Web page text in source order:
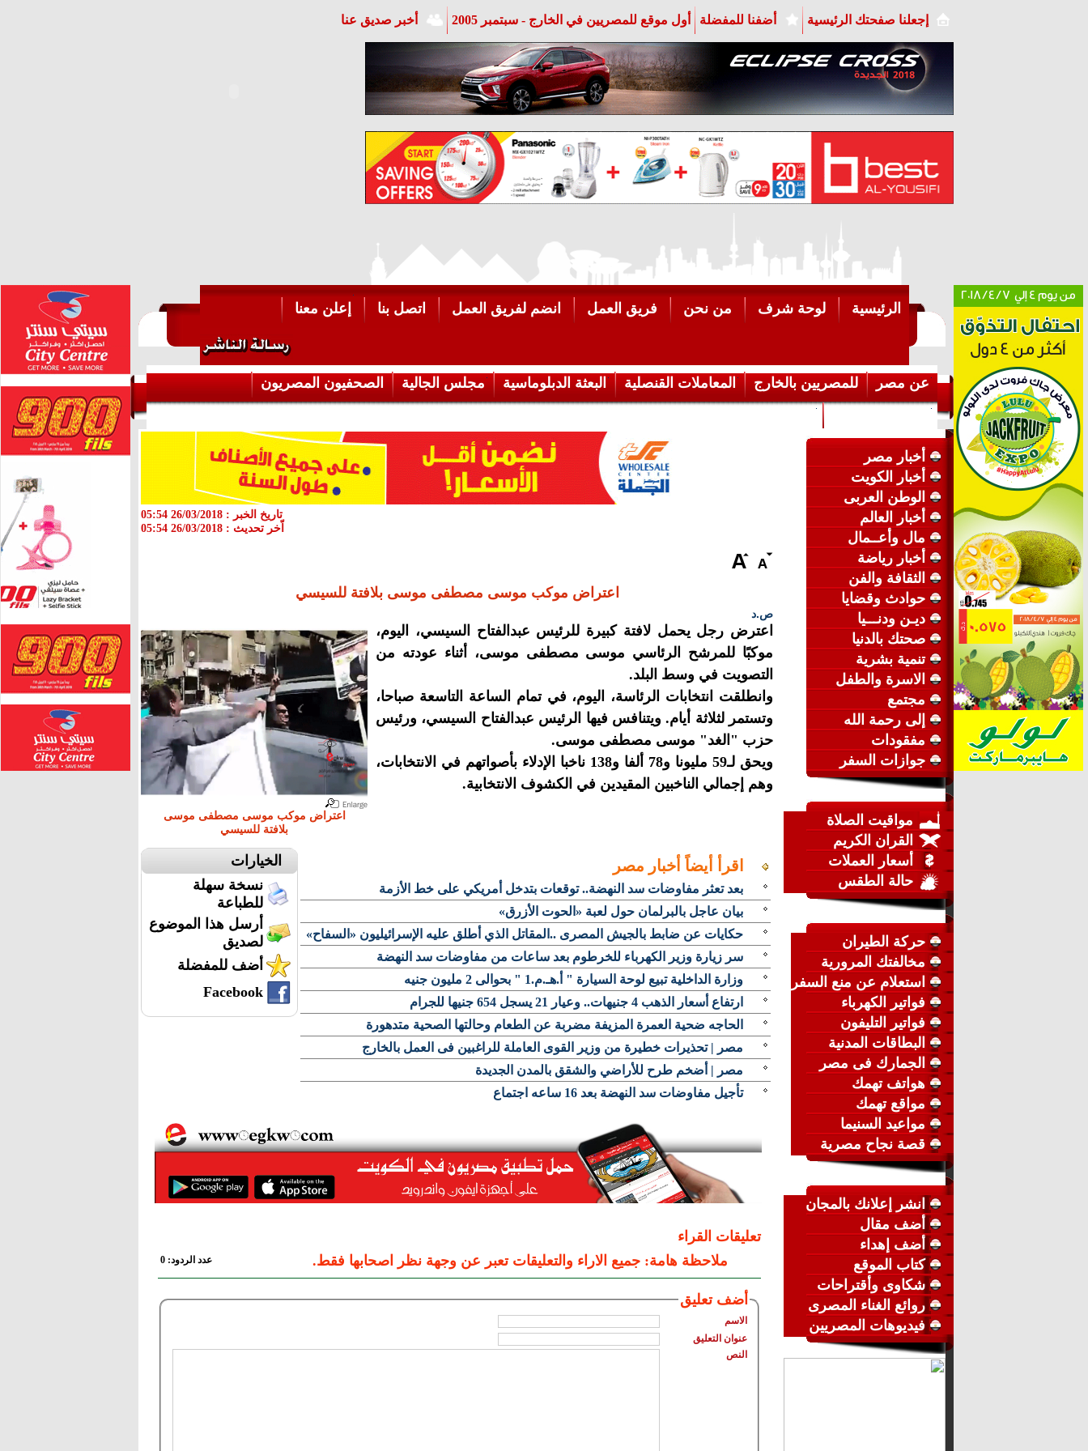
إجعلنا صفحتك الرئيسية أضفنا للمفضلة أول موقع للمصريين في الخارج - سبتمبر 2005 أخبر صديق عنا
الرئيسية لوحة شرف من نحن فريق العمل انضم لفريق العمل اتصل بنا إعلن معنا
عن مصر للمصريين بالخارج المعاملات القنصلية البعثة الدبلوماسية مجلس الجالية
الصحفيون المصريون
أخبار مصر
أخبار الكويت
الوطن العربى
أخبار العالم
مال وأعــمال
أخبار رياضة
الثقافة والفن
حوادث وقضايا
ديـن ودنـــيا
صحتك بالدنيا
تنمية بشرية
الاسرة والطفل
مجتمع
إلى رحمة الله
مفقودات
جوازات السفر
مواقيت الصلاة
القران الكريم
أسعار العملات
حالة الطقس
حركة الطيران
مخالفتك المرورية
استعلام عن منع السفر
فواتير الكهرباء
فواتير التليفون
البطاقات المدنية
الجمارك فى مصر
هواتف تهمك
مواقع تهمك
مواعيد السنيما
قصة نجاح مصرية
انشر إعلانك بالمجان
أضف مقال
أضف إهداء
كتاب الموقع
شكاوى وأقتراحات
روائع الغناء المصرى
فيديوهات المصريين
تاريخ الخبر : 26/03/2018 05:54
اّخر تحديث : 26/03/2018 05:54
اعتراض موكب موسى مصطفى موسى بلافتة للسيسي
ص.د
اعتراض موكب موسى مصطفى موسى
بلافتة للسيسي
اعترض رجل يحمل لافتة كبيرة للرئيس عبدالفتاح السيسي، اليوم،
موكبًا للمرشح الرئاسي موسى مصطفى موسى، أثناء عودته من
التصويت في وسط البلد.
وانطلقت انتخابات الرئاسة، اليوم، في تمام الساعة التاسعة صباحا،
وتستمر لثلاثة أيام. ويتنافس فيها الرئيس عبدالفتاح السيسي، ورئيس
حزب "الغد" موسى مصطفى موسى.
ويحق لـ59 مليونا و78 ألفا و138 ناخبا الإدلاء بأصواتهم في الانتخابات،
وهم إجمالي الناخبين المقيدين في الكشوف الانتخابية.
الخيارات
نسخة سهلة
للطباعة
أرسل هذا الموضوع
لصديق
أضف للمفضلة
Facebook
اقرأ أيضاً أخبار مصر
بعد تعثر مفاوضات سد النهضة.. توقعات بتدخل أمريكي على خط الأزمة
بيان عاجل بالبرلمان حول لعبة «الحوت الأزرق»
حكايات عن ضابط بالجيش المصرى ..المقاتل الذي أطلق عليه الإسرائيليون «السفاح»
سر زيارة وزير الكهرباء للخرطوم بعد ساعات من مفاوضات سد النهضة
وزارة الداخلية تبيع لوحة السيارة " أ.هـ.م.1 " بحوالى 2 مليون جنيه
ارتفاع أسعار الذهب 4 جنيهات.. وعيار 21 يسجل 654 جنيها للجرام
الحاجه ضحية العمرة المزيفة مضربة عن الطعام وحالتها الصحية متدهورة
مصر | تحذيرات خطيرة من وزير القوى العاملة للراغبين فى العمل بالخارج
مصر | أضخم طرح للأراضي والشقق بالمدن الجديدة
تأجيل مفاوضات سد النهضة بعد 16 ساعه اجتماع
تعليقات القراء
ملاحظة هامة: جميع الاراء والتعليقات تعبر عن وجهة نظر اصحابها فقط.
عدد الردود: 0
أضف تعليق
الاسم
عنوان التعليق
النص